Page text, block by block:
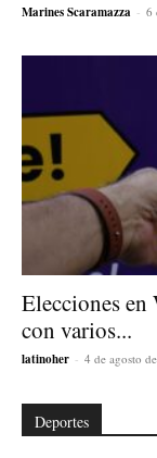
Marines Scaramazza - 6
Elecciones en
con varios...
latinoher - 4 de agosto
Deportes